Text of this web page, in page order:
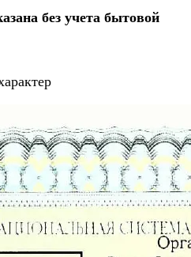
без учета бытовой